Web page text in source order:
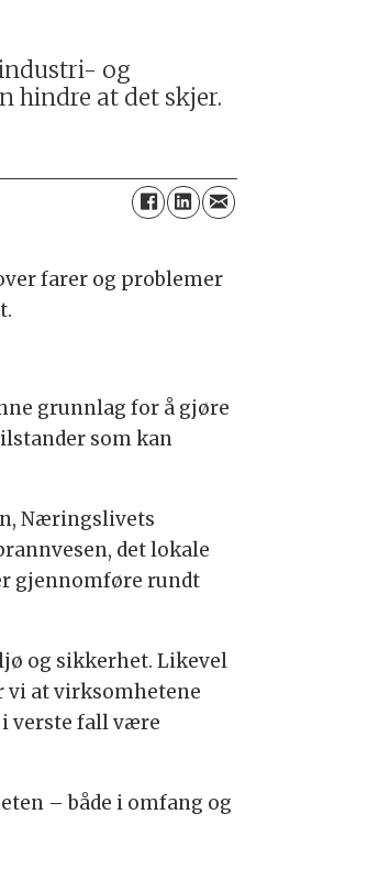
og
hindre at det skjer.
farer og problemer
grunnlag for å gjøre
som kan
Næringslivets
det lokale
gjennomføre rundt
og sikkerhet. Likevel
vi at virksomhetene
verste fall være
– både i omfang og